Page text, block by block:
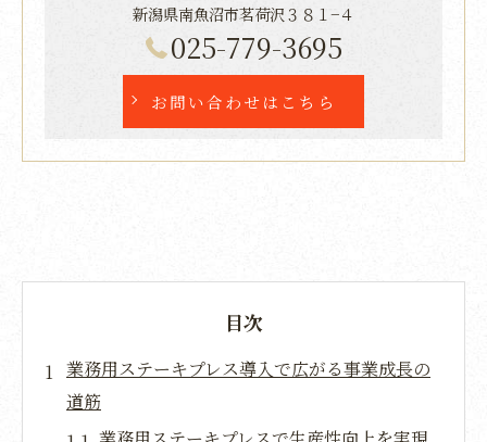
新潟県南魚沼市茗荷沢３８１−４
025-779-3695
お問い合わせはこちら
目次
業務用ステーキプレス導入で広がる事業成長の
道筋